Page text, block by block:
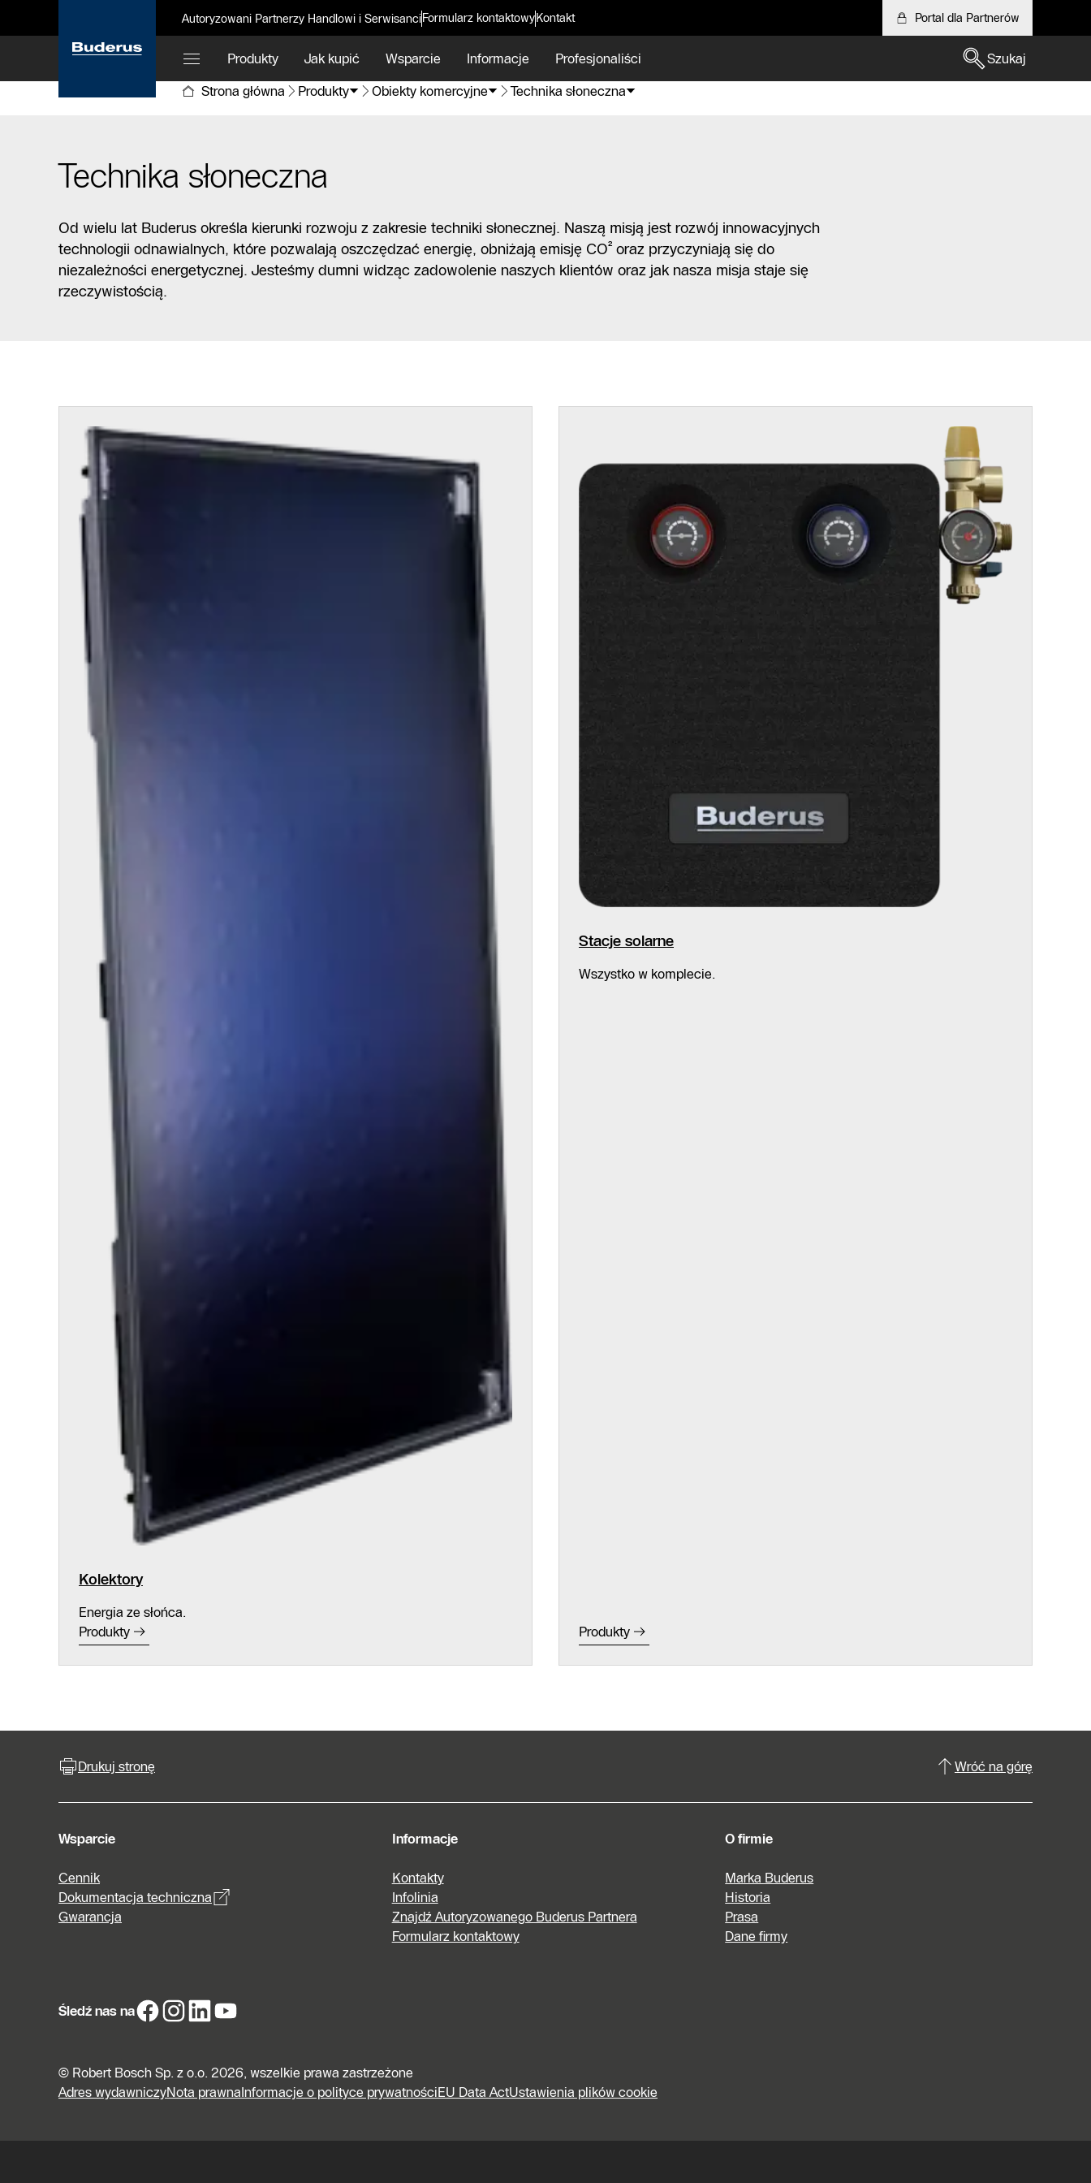
Autoryzowani Partnerzy Handlowi i SerwisanciFormularz kontaktowyKontakt Portal dla Partnerów
Produkty Jak kupić Wsparcie Informacje Profesjonaliści
Szukaj
Strona główna
Produkty Obiekty komercyjne Technika słoneczna
Technika słoneczna
Od wielu lat Buderus określa kierunki rozwoju z zakresie techniki słonecznej. Naszą misją jest rozwój innowacyjnych
technologii odnawialnych, które pozwalają oszczędzać energię, obniżają emisję CO² oraz przyczyniają się do
niezależności energetycznej. Jesteśmy dumni widząc zadowolenie naszych klientów oraz jak nasza misja staje się
rzeczywistością.
Kolektory
Energia ze słońca.
Produkty
Stacje solarne
Wszystko w komplecie.
Produkty
Drukuj stronę Wróć na górę
Wsparcie
Cennik
Dokumentacja techniczna
Gwarancja
Informacje
Kontakty
Infolinia
Znajdź Autoryzowanego Buderus Partnera
Formularz kontaktowy
O firmie
Marka Buderus
Historia
Prasa
Dane firmy
Śledź nas na
© Robert Bosch Sp. z o.o. 2026, wszelkie prawa zastrzeżone
Adres wydawniczyNota prawnaInformacje o polityce prywatnościEU Data ActUstawienia plików cookie